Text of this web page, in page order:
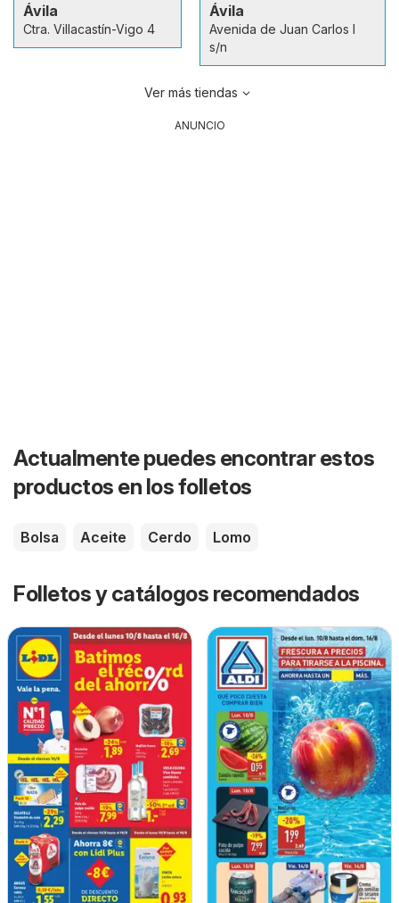
Ávila
Ctra. Villacastín-Vigo 4
Ávila
Avenida de Juan Carlos I
s/n
Ver más tiendas
ANUNCIO
Actualmente puedes encontrar estos
productos en los folletos
Bolsa Aceite Cerdo Lomo
Folletos y catálogos recomendados